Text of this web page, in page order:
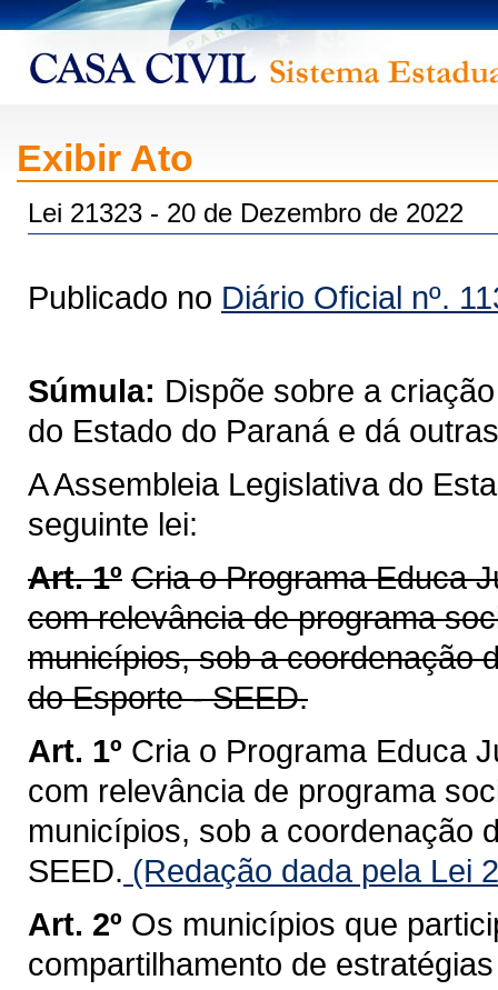
Exibir Ato
Lei 21323 - 20 de Dezembro de 2022
Publicado no Diário Oficial nº.
Súmula: Dispõe sobre a
do Estado do Paraná e dá
A Assembleia Legislativa do
seguinte lei:
Art. 1º Cria o Programa Educa
com relevância de programa
municípios, sob a coordenação
do Esporte - SEED.
Art. 1º Cria o Programa Educa
com relevância de programa
municípios, sob a coordenação
SEED. (Redação dada pela Lei
Art. 2º Os municípios que
compartilhamento de